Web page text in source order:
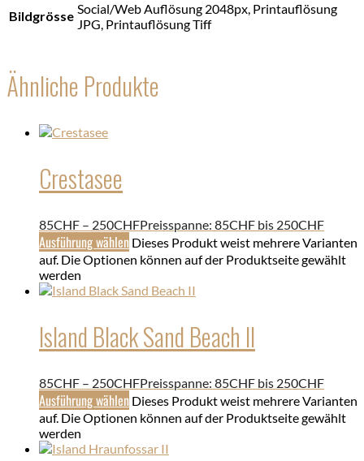
Bildgrösse Social/Web Auflösung 2048px, Printauflösung
JPG, Printauflösung Tiff
Ähnliche Produkte
Crestasee
85CHF – 250CHFPreisspanne: 85CHF bis 250CHF
Ausführung wählen Dieses Produkt weist mehrere Varianten
auf. Die Optionen können auf der Produktseite gewählt
werden
Island Black Sand Beach II
85CHF – 250CHFPreisspanne: 85CHF bis 250CHF
Ausführung wählen Dieses Produkt weist mehrere Varianten
auf. Die Optionen können auf der Produktseite gewählt
werden